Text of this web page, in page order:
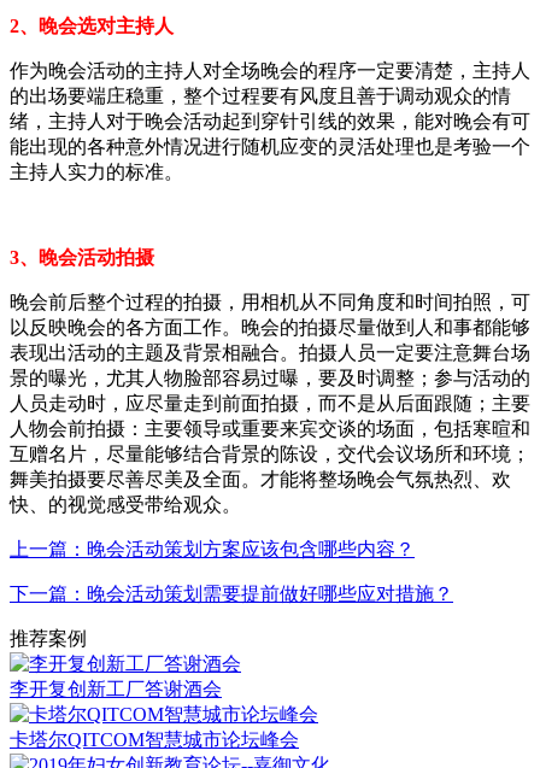
2、晚会选对主持人
作为晚会活动的主持人对全场晚会的程序一定要清楚，主持人
的出场要端庄稳重，整个过程要有风度且善于调动观众的情
绪，主持人对于晚会活动起到穿针引线的效果，能对晚会有可
能出现的各种意外情况进行随机应变的灵活处理也是考验一个
主持人实力的标准。
3、晚会活动拍摄
晚会前后整个过程的拍摄，用相机从不同角度和时间拍照，可
以反映晚会的各方面工作。晚会的拍摄尽量做到人和事都能够
表现出活动的主题及背景相融合。拍摄人员一定要注意舞台场
景的曝光，尤其人物脸部容易过曝，要及时调整；参与活动的
人员走动时，应尽量走到前面拍摄，而不是从后面跟随；主要
人物会前拍摄：主要领导或重要来宾交谈的场面，包括寒暄和
互赠名片，尽量能够结合背景的陈设，交代会议场所和环境；
舞美拍摄要尽善尽美及全面。才能将整场晚会气氛热烈、欢
快、的视觉感受带给观众。
上一篇：晚会活动策划方案应该包含哪些内容？
下一篇：晚会活动策划需要提前做好哪些应对措施？
推荐案例
李开复创新工厂答谢酒会
卡塔尔QITCOM智慧城市论坛峰会